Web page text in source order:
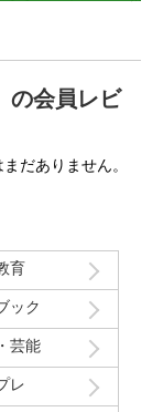
の会員レビ
だありません。
育
ック
芸能
レ